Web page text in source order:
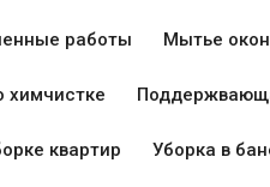
работы Мытье окон
химчистке
квартир Уборка в